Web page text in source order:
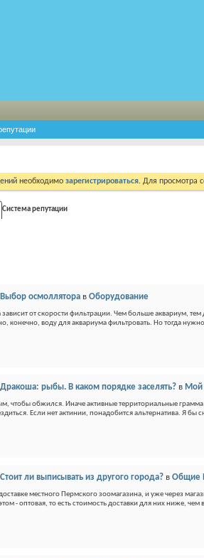
необходимо зарегистрироваться. Для просмотра
Система репутации
Выбор осмоллятора в Оборудование
от скорости фильтрации. Чем больше аквариум,
конечно, воду для аквариума фильтровать. Но тогда
Дракоша: рыбы. В каком порядке заселять? в Мой
чтобы обжился. Иначе активные территориальные
Если нет актинии, понадобится альтернатива. Я бы
Стоит ли выписывать из другого города? в Общие
местного Пермского зоомагазина, и уже через
- оптовая, то есть стоимость доставки для них ниже,